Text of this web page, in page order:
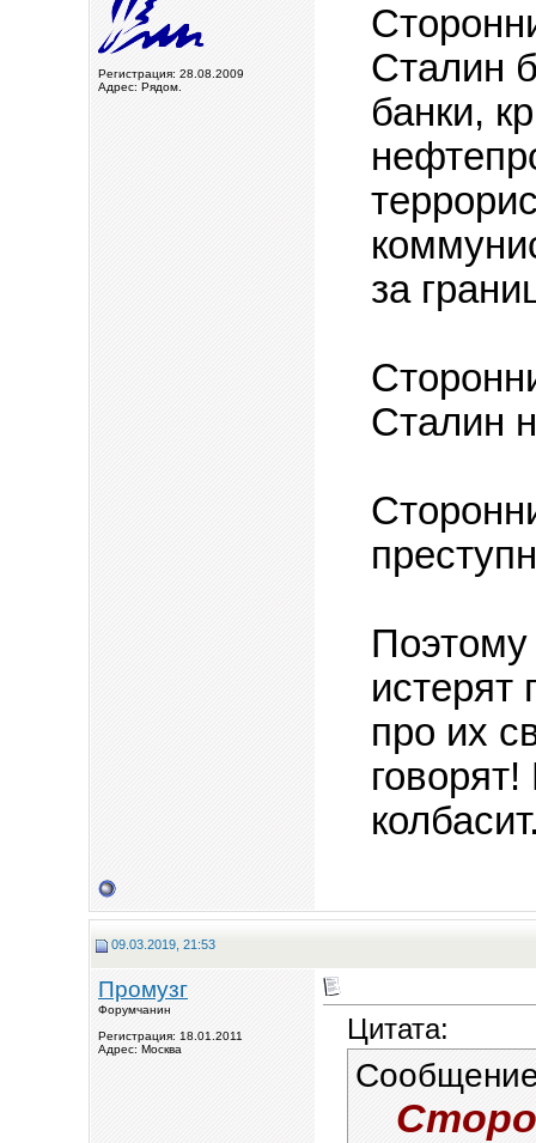
Регистрация: 28.08.2009
Адрес: Рядом.
Сталин
банки,
за
Сталин
Поэтому
истерят
про их
09.03.2019, 21:53
Промузг
Форумчанин
Регистрация: 18.01.2011
Адрес: Москва
Цитата: